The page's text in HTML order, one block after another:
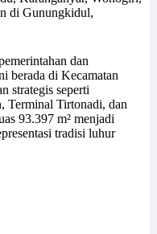
di Gunungkidul,
dan
berada di Kecamatan
strategis seperti
Terminal Tirtonadi, dan
93.397 m² menjadi
tradisi luhur